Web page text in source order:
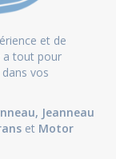
et de
a tout pour
vos
, Jeanneau
et Motor